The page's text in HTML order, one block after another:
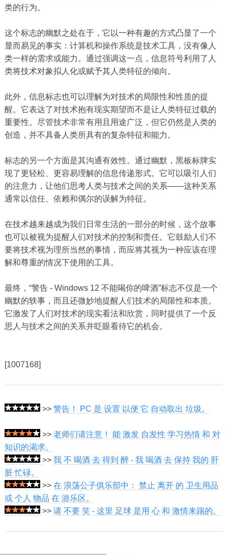
类的行为。
这个标志的幽默之处在于，它以一种有趣的方式凸显了一个
显而易见的事实：计算机和操作系统是技术工具，没有像人
类一样的需求或能力。通过强调这一点，信息符号利用了人
类将技术对象拟人化或赋予其人类特征​​的倾向。
此外，信息标志也可以理解为对技术的局限性和性质的提
醒。它表达了对技术抱有现实期望而不是让人类特征过载的
重要性。尽管技术非常有用且用途广泛，但它仍然是人类的
创造，并不具备人类所具有的复杂特征和能力。
标志的另一个方面是其沟通有效性。通过幽默，黑板标牌实
现了更轻松、更容易理解的信息传递形式。它可以吸引人们
的注意力，让他们思考人类与技术之间的关系——这种关系
通常以信任、依赖和偶尔的误解为特征。
在技​​术越来越成为我们日常生活的一部分的时候，这个故事
也可以被视为提醒人们对技术的控制和责任。它鼓励人们不
要将技术视为理所当然的事情，而应将其视为一种应该在理
解和尊重的情况下使用的工具。
最终，“警告 - Windows 12 不能喝你的啤酒”标志不仅是一个
幽默的轶事，而且还微妙地提醒人们技术的局限性和本质。
它激发了人们对技术的现实看法和欣赏，同时提供了一个反
思人与技术之间的关系并眨眼看待它的机会。
[1007168]
>> 警告！ PC 是 设置 以便 它 自动取出 垃圾。
>> 老师们请注意！ 能 激发 自发性 学习热情 和 对
知识的渴求。
>> 我 不 喝酒 去 得到 醉 - 我 喝酒 去 保持 我的 肝
脏 忙碌。
>> 在 浪荡公子俱乐部中： 禁止 离开 的 卫生用品
或 个人 物品 在 游乐区。
>> 请 不要 笑 - 这里 足球 是用 心 和 激情来踢的。